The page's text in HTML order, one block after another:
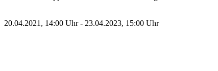
20.04.2021, 14:00 Uhr - 23.04.2023, 15:00 Uhr